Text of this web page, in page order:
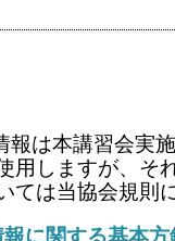
は本講習会実
用しますが、そ
ては当協会規則
に関する基本